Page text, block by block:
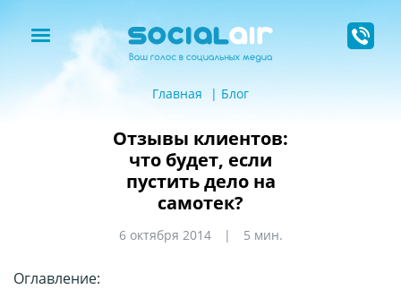
Главная Блог
​Отзывы клиентов:
что будет, если
пустить дело на
самотек?
6 октября 2014 5 мин.
Оглавление: